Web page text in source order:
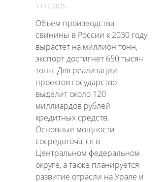
13.12.2025
Объём производства
свинины в России к 2030 году
вырастет на миллион тонн,
экспорт достигнет 650 тысяч
тонн. Для реализации
проектов государство
выделит около 120
миллиардов рублей
кредитных средств.
Основные мощности
сосредоточатся в
Центральном федеральном
округе, а также планируется
развитие отрасли на Урале и